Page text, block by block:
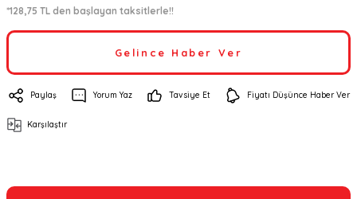
*128,75 TL den başlayan taksitlerle!!
Gelince Haber Ver
Paylaş Yorum Yaz Tavsiye Et Fiyatı Düşünce Haber Ver
Karşılaştır